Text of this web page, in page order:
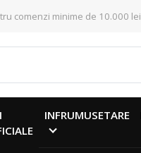
comenzi minime de 10.000 lei
INFRUMUSETARE